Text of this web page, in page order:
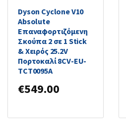
Dyson Cyclone V10
Absolute
Επαναφορτιζόμενη
Σκούπα 2 σε 1 Stick
& Χειρός 25.2V
Πορτοκαλί 8CV-EU-
TCT0095A
€549.00